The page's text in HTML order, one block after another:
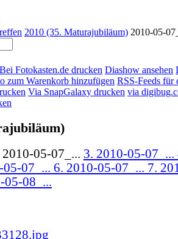
2010 (35. Maturajubiläum) 2010-05-
Bei Fotokasten.de drucken Diashow ansehen
zum Warenkorb hinzufügen RSS-Feeds für
Via SnapGalaxy drucken via
2010-05-07_... 3. 2010-05-07_...
05-07_... 6. 2010-05-07_... 7.
05-08_...